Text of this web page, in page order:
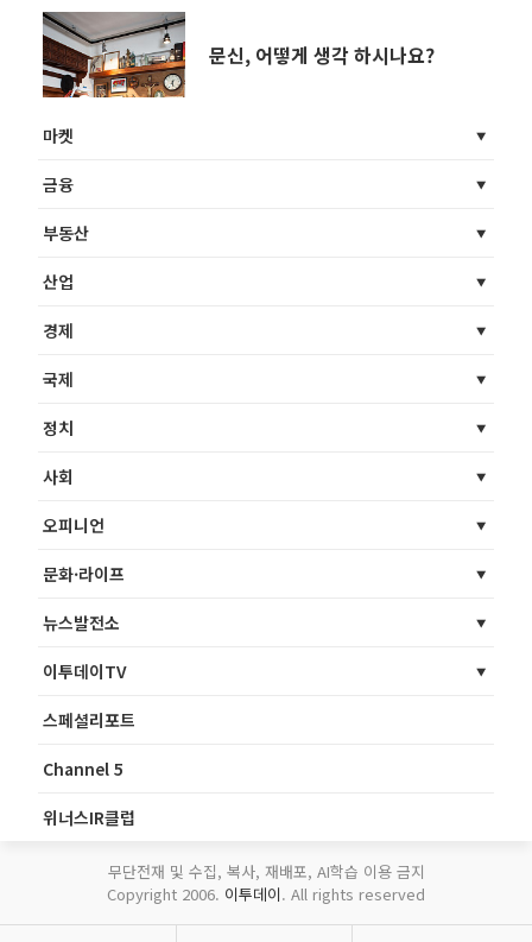
문신, 어떻게 생각 하시나요?
마켓
금융
부동산
산업
경제
국제
정치
사회
오피니언
문화·라이프
뉴스발전소
이투데이TV
스페셜리포트
Channel 5
위너스IR클럽
무단전재 및 수집, 복사, 재배포, AI학습 이용 금지
Copyright 2006. 이투데이. All rights reserved